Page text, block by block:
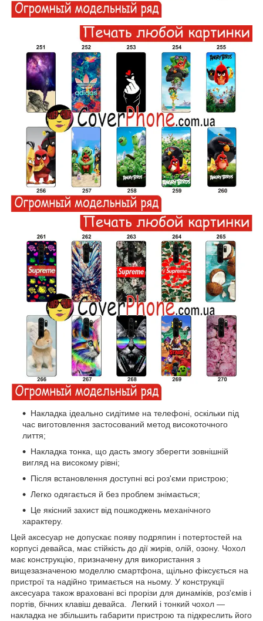
Накладка ідеально сидітиме на телефоні, оскільки під
час виготовлення застосований метод високоточного
лиття;
Накладка тонка, що дасть змогу зберегти зовнішній
вигляд на високому рівні;
Після встановлення доступні всі роз'єми пристрою;
Легко одягається й без проблем знімається;
Це якісний захист від пошкоджень механічного
характеру.
Цей аксесуар не допускає появу подряпин і потертостей на
корпусі девайса, має стійкість до дії жирів, олій, озону. Чохол
має конструкцію, призначену для використання з
вищезазначеною моделлю смартфона, щільно фіксується на
пристрої та надійно тримається на ньому. У конструкції
аксесуара також враховані всі прорізи для динаміків, роз'ємів і
портів, бічних клавіш девайса. Легкий і тонкий чохол —
накладка не збільшить габарити пристрою та підкреслить його